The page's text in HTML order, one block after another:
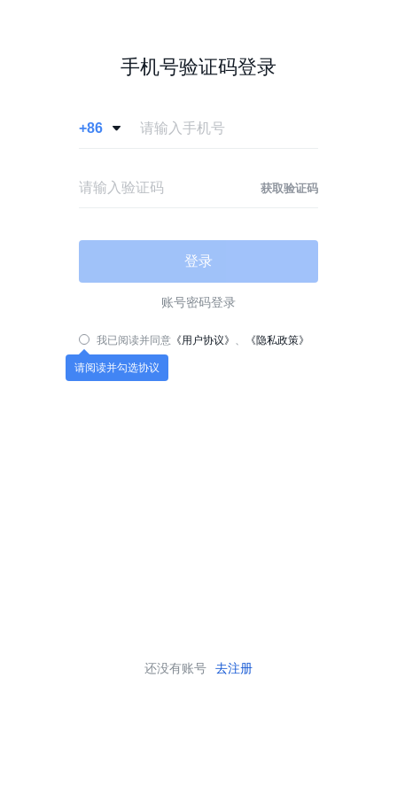
手机号验证码登录
+86 
获取验证码
登录
账号密码登录
我已阅读并同意 《用户协议》 《隐私政策》
请阅读并勾选协议
还没有账号 去注册